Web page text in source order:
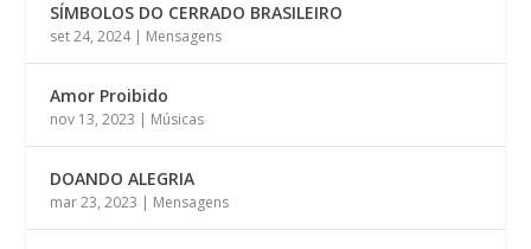
SÍMBOLOS DO CERRADO BRASILEIRO
set 24, 2024| Mensagens
Amor Proibido
nov 13, 2023 | Músicas
DOANDO ALEGRIA
mar 23, 2023 | Mensagens